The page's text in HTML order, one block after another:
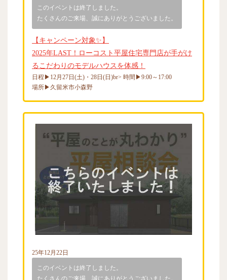
このイベントは終了しました。
たくさんのご来場、誠にありがとうございました。
【キャンペーン対象✨】
2025年LAST！ローコスト平屋住宅専門店が手がけ
るこだわりのモデルハウスを体感！
日程▶12月27日(土)・28日(日)br> 時間▶9:00～17:00
場所▶久留米市小森野
25年12月22日
このイベントは終了しました。
たくさんのご来場、誠にありがとうございました。